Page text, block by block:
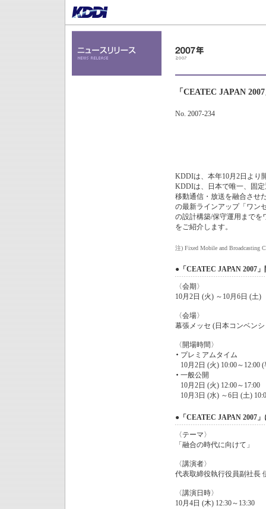
「CEATEC JAPAN
No. 2007-234
KDDIは、本年10月2日より
KDDIは、日本で唯一、固
移動通信・放送を融合させ
の最新ラインアップ「ワン
の設計構築/保守運用までを
をご紹介します。
注) Fixed Mobile and Broadcasting
●「CEATEC JAPAN 2007
〈会期〉
10月2日 (火) ～10月6日 (土)
〈会場〉
幕張メッセ (日本コンベン
〈開場時間〉
プレミアムタイム
10月2日 (火) 10:00～12:00
一般公開
10月2日 (火) 12:00～17:00
10月3日 (水) ～6日 (土)
●「CEATEC JAPAN 2007
〈テーマ〉
「融合の時代に向けて」
〈講演者〉
代表取締役執行役員副社長
〈講演日時〉
10月4日 (木) 12:30～13:30